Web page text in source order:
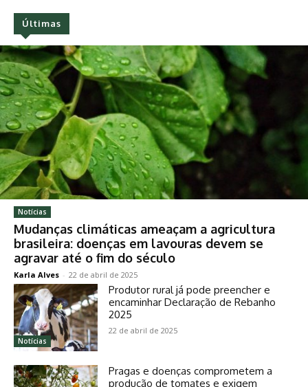
Últimas
Notícias
Mudanças climáticas ameaçam a agricultura
brasileira: doenças em lavouras devem se
agravar até o fim do século
Karla Alves - 22 de abril de 2025
Notícias
Produtor rural já pode preencher e
encaminhar Declaração de Rebanho
2025
22 de abril de 2025
Pragas e doenças comprometem a
produção de tomates e exigem